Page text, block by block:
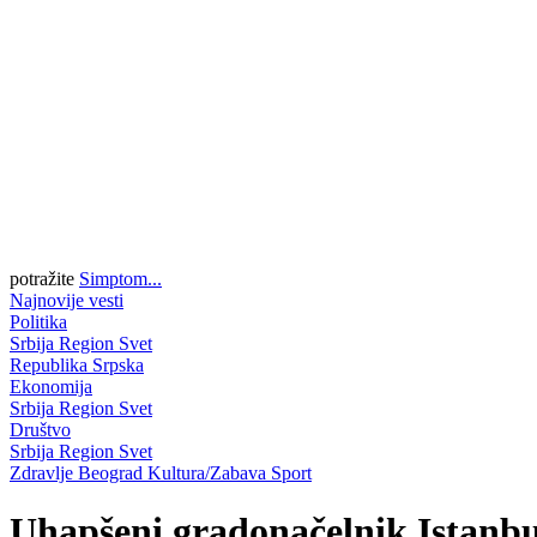
potražite Simptom...
Najnovije vesti
Politika
Srbija Region Svet
Republika Srpska
Ekonomija
Srbija Region Svet
Društvo
Srbija Region Svet
Zdravlje Beograd Kultura/Zabava Sport